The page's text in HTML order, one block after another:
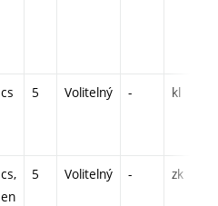
cs 5 Volitelný - kl
cs,
en
5 Volitelný - zk